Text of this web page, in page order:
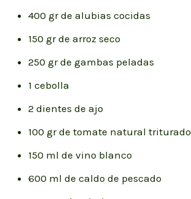
400 gr de alubias cocidas
150 gr de arroz seco
250 gr de gambas peladas
1 cebolla
2 dientes de ajo
100 gr de tomate natural triturado
150 ml de vino blanco
600 ml de caldo de pescado